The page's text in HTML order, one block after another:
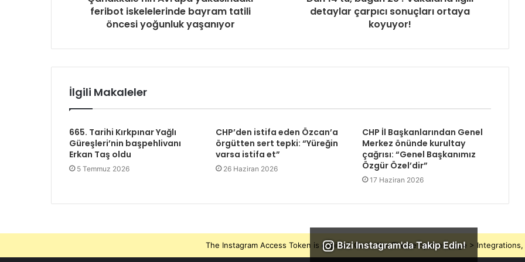
feribot iskelelerinde bayram tatili
öncesi yoğunluk yaşanıyor
detaylar çarpıcı sonuçları ortaya
koyuyor!
İlgili Makaleler
665. Tarihi Kırkpınar Yağlı
Güreşleri’nin başpehlivanı
Erkan Taş oldu
5 Temmuz 2026
CHP’den istifa eden Özcan’a
örgütten sert tepki: “Yüreğin
varsa istifa et”
26 Haziran 2026
CHP İl Başkanlarından Genel
Merkez önünde kurultay
çağrısı: “Genel Başkanımız
Özgür Özel’dir”
17 Haziran 2026
Bizi Instagram'da Takip Edin!
The Instagram Access Token is expired, Go to the Theme options page >